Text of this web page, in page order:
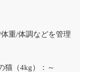
重/体調などを管理
猫（4kg）：～